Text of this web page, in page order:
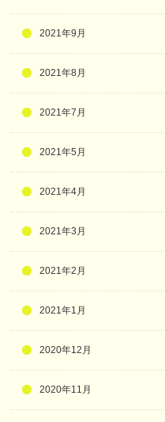
2021年9月
2021年8月
2021年7月
2021年5月
2021年4月
2021年3月
2021年2月
2021年1月
2020年12月
2020年11月